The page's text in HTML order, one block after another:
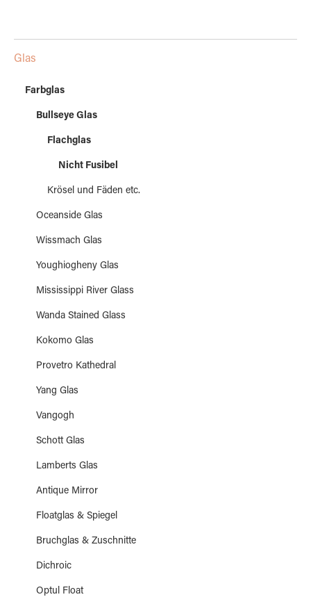
Glas
Farbglas
Bullseye Glas
Flachglas
Nicht Fusibel
Krösel und Fäden etc.
Oceanside Glas
Wissmach Glas
Youghiogheny Glas
Mississippi River Glass
Wanda Stained Glass
Kokomo Glas
Provetro Kathedral
Yang Glas
Vangogh
Schott Glas
Lamberts Glas
Antique Mirror
Floatglas & Spiegel
Bruchglas & Zuschnitte
Dichroic
Optul Float